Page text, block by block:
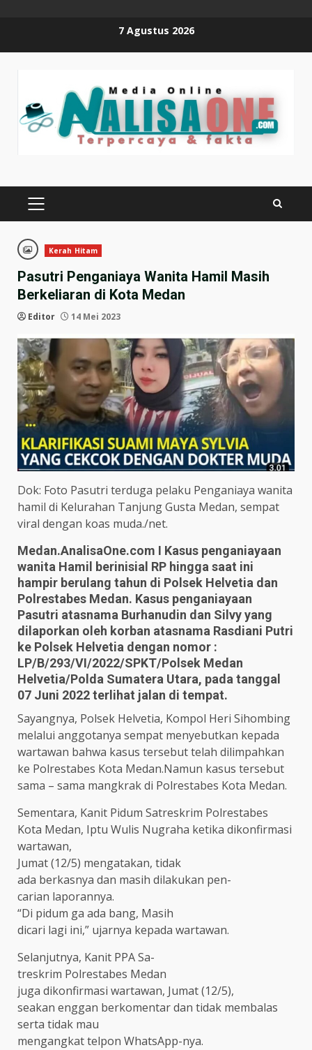
7 Agustus 2026
PRIMARY
Kerah Hitam
Pasutri Penganiaya Wanita Hamil Masih
Berkeliaran di Kota Medan
Editor 14 Mei 2023
Dok: Foto Pasutri terduga pelaku Penganiaya wanita
hamil di Kelurahan Tanjung Gusta Medan, sempat
viral dengan koas muda./net.
Medan.AnalisaOne.com I Kasus penganiayaan
wanita Hamil berinisial RP hingga saat ini
hampir berulang tahun di Polsek Helvetia dan
Polrestabes Medan. Kasus penganiayaan
Pasutri atasnama Burhanudin dan Silvy yang
dilaporkan oleh korban atasnama Rasdiani Putri
ke Polsek Helvetia dengan nomor :
LP/B/293/VI/2022/SPKT/Polsek Medan
Helvetia/Polda Sumatera Utara, pada tanggal
07 Juni 2022 terlihat jalan di tempat.
Sayangnya, Polsek Helvetia, Kompol Heri Sihombing
melalui anggotanya sempat menyebutkan kepada
wartawan bahwa kasus tersebut telah dilimpahkan
ke Polrestabes Kota Medan.Namun kasus tersebut
sama – sama mangkrak di Polrestabes Kota Medan.
Sementara, Kanit Pidum Satreskrim Polrestabes
Kota Medan, Iptu Wulis Nugraha ketika dikonfirmasi
wartawan,
Jumat (12/5) mengatakan, tidak
ada berkasnya dan masih dilakukan pen-
carian laporannya.
“Di pidum ga ada bang, Masih
dicari lagi ini,” ujarnya kepada wartawan.
Selanjutnya, Kanit PPA Sa-
treskrim Polrestabes Medan
juga dikonfirmasi wartawan, Jumat (12/5),
seakan enggan berkomentar dan tidak membalas
serta tidak mau
mengangkat telpon WhatsApp-nya.